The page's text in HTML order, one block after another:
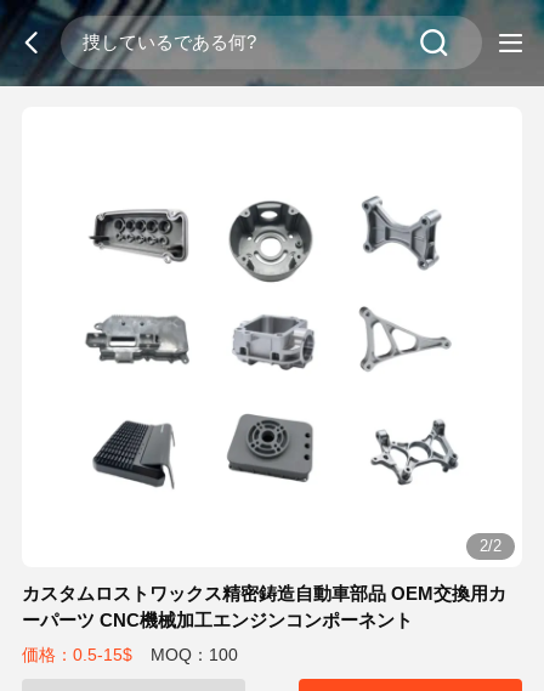
2/2
カスタムロストワックス精密鋳造自動車部品 OEM交換用カ
ーパーツ CNC機械加工エンジンコンポーネント
価格：0.5-15$ MOQ：100